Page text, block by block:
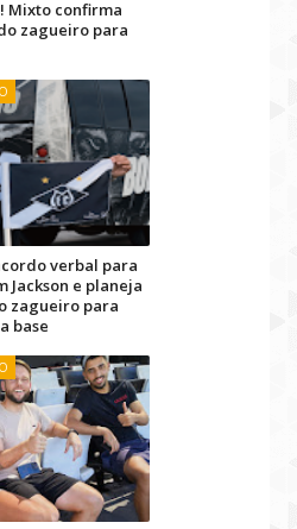
Mixto confirma
zagueiro para
verbal para
Jackson e planeja
zagueiro para
base